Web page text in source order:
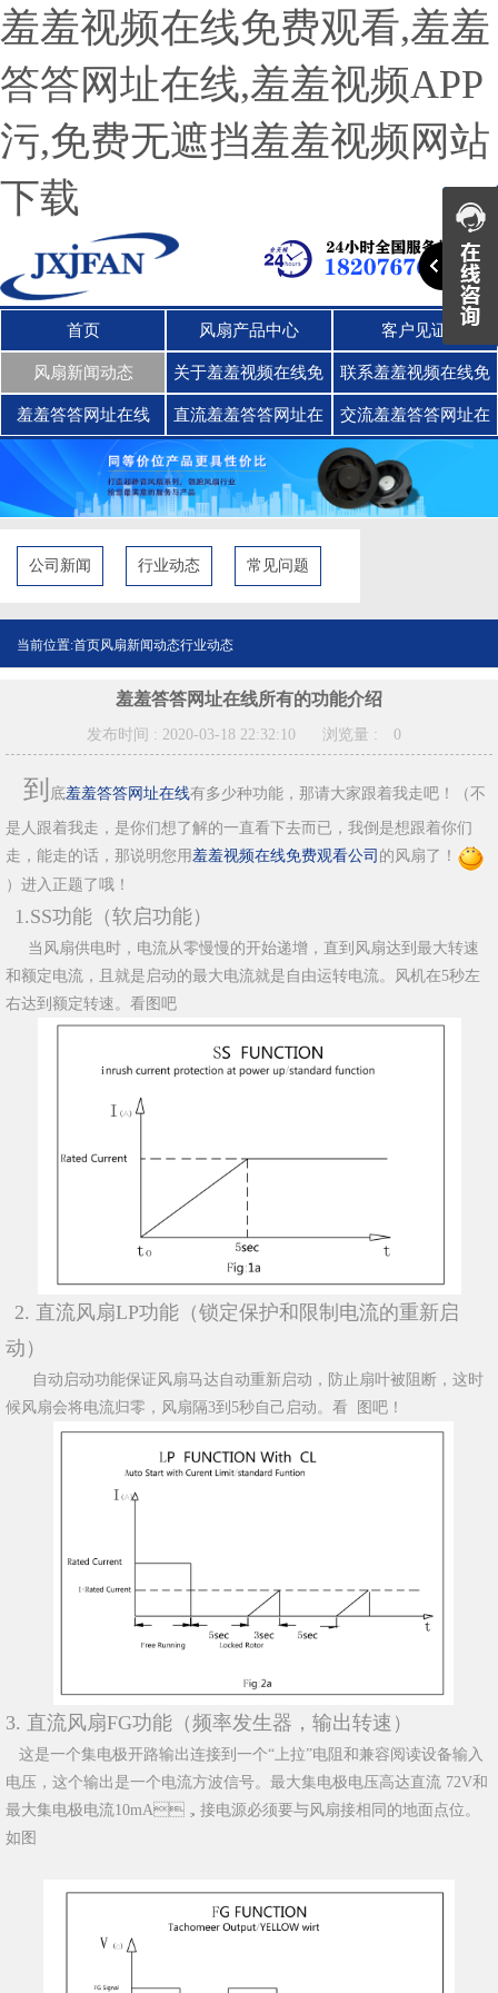
羞羞视频在线免费观看,羞羞
答答网址在线,羞羞视频APP
污,免费无遮挡羞羞视频网站
下载
首页 风扇产品中心 客户见证
风扇新闻动态 关于羞羞视频在线免
费观看
联系羞羞视频在线免
费观看
羞羞答答网址在线 直流羞羞答答网址在
线
交流羞羞答答网址在
线
公司新闻 行业动态 常见问题
当前位置:首页风扇新闻动态行业动态
羞羞答答网址在线所有的功能介绍
发布时间 : 2020-03-18 22:32:10 浏览量 : 0
到 底羞羞答答网址在线有多少种功能，那请大家跟着我走吧！（不
是人跟着我走，是你们想了解的一直看下去而已，我倒是想跟着你们
走，能走的话，那说明您用 羞羞视频在线免费观看公司 的风扇了！
）进入正题了哦！
1.SS功能（软启功能）
当风扇供电时，电流从零慢慢的开始递增，直到风扇达到最大转速
和额定电流，且就是启动的最大电流就是自由运转电流。风机在5秒左
右达到额定转速。看图吧
2. 直流风扇LP功能（锁定保护和限制电流的重新启
动）
自动启动功能保证风扇马达自动重新启动，防止扇叶被阻断，这时
候风扇会将电流归零，风扇隔3到5秒自己启动。看 图吧！
3. 直流风扇FG功能（频率发生器，输出转速）
这是一个集电极开路输出连接到一个“上拉”电阻和兼容阅读设备输入
电压，这个输出是一个电流方波信号。最大集电极电压高达直流 72V和
最大集电极电流10mA，接电源必须要与风扇接相同的地面点位。
如图